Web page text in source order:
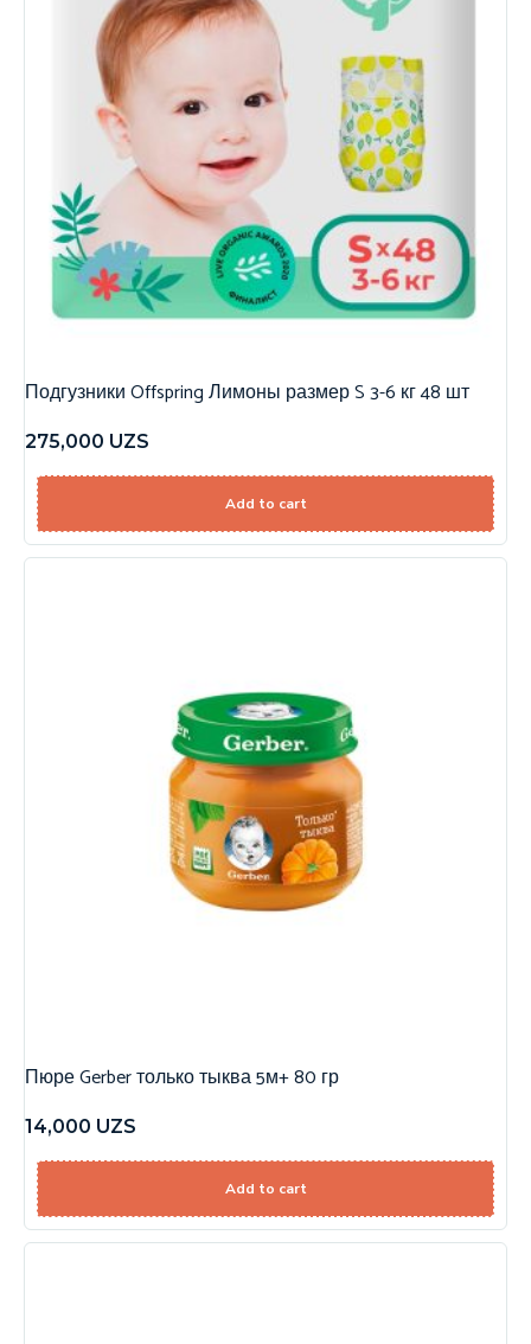
Подгузники Offspring Лимоны размер S 3-6 кг 48 шт
275,000 UZS
Add to cart
Пюре Gerber только тыква 5м+ 80 гр
14,000 UZS
Add to cart